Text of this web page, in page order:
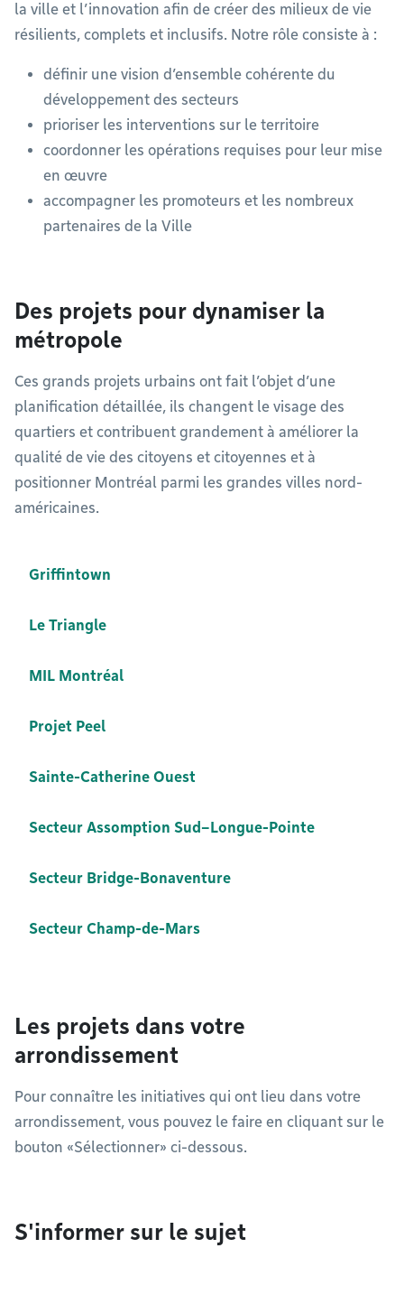
la ville et l’innovation afin de créer des milieux de vie
résilients, complets et inclusifs. Notre rôle consiste à :
définir une vision d’ensemble cohérente du
développement des secteurs
prioriser les interventions sur le territoire
coordonner les opérations requises pour leur mise
en œuvre
accompagner les promoteurs et les nombreux
partenaires de la Ville
Des projets pour dynamiser la
métropole
Ces grands projets urbains ont fait l’objet d’une
planification détaillée, ils changent le visage des
quartiers et contribuent grandement à améliorer la
qualité de vie des citoyens et citoyennes et à
positionner Montréal parmi les grandes villes nord-
américaines.
Griffintown
Le Triangle
MIL Montréal
Projet Peel
Sainte-Catherine Ouest
Secteur Assomption Sud–Longue-Pointe
Secteur Bridge-Bonaventure
Secteur Champ-de-Mars
Les projets dans votre
arrondissement
Pour connaître les initiatives qui ont lieu dans votre
arrondissement, vous pouvez le faire en cliquant sur le
bouton «Sélectionner» ci-dessous.
S'informer sur le sujet